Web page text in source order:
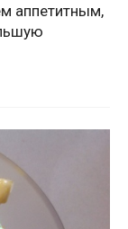
аппетитным,